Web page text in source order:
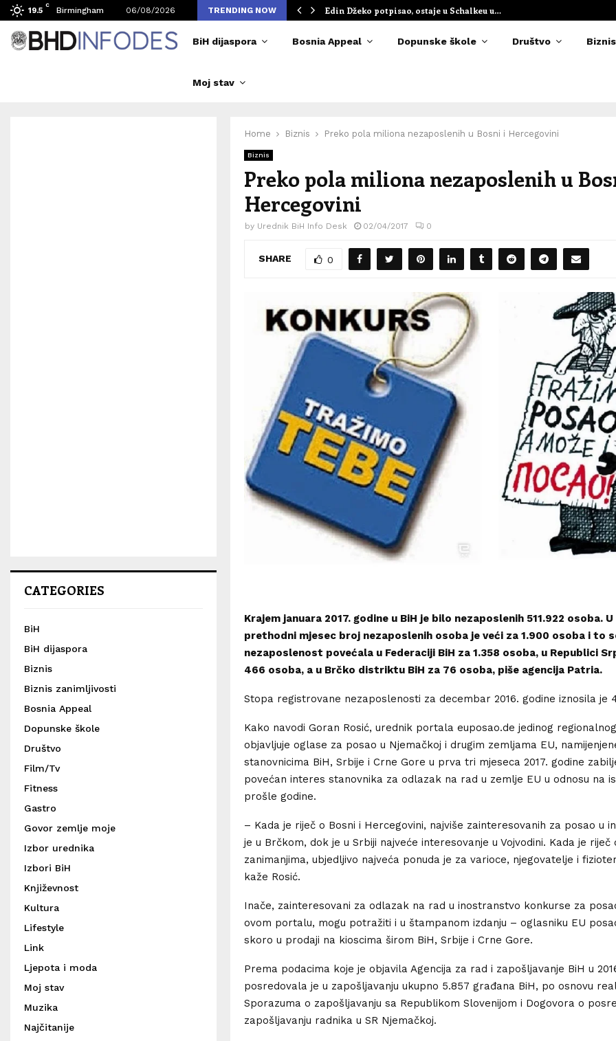
19.5
C
Birmingham 06/08/2026 TRENDING NOW
broj posjetilaca tokom Merlinovih koncerata Edin Džeko potpisao, ostaje u Schalkeu u…
BiH dijaspora Bosnia Appeal Dopunske škole Društvo Biznis
Moj stav
Home Biznis Preko pola miliona nezaposlenih u Bosni i Hercegovini
Biznis
Preko pola miliona nezaposlenih u
Hercegovini
by Urednik BiH Info Desk 02/04/2017 0
SHARE 0
Krajem januara 2017. godine u BiH je bilo nezaposlenih 511.922 osoba.
prethodni mjesec broj nezaposlenih osoba je veći za 1.900 osoba i to
nezaposlenost povećala u Federaciji BiH za 1.358 osoba, u Republici
466 osoba, a u Brčko distriktu BiH za 76 osoba, piše agencija Patria.
Stopa registrovane nezaposlenosti za decembar 2016. godine iznosila je
Kako navodi Goran Rosić, urednik portala euposao.de jedinog
objavljuje oglase za posao u Njemačkoj i drugim zemljama EU,
stanovnicima BiH, Srbije i Crne Gore u prva tri mjeseca 2017. godine
povećan interes stanovnika za odlazak na rad u zemlje EU u odnosu na
prošle godine.
– Kada je riječ o Bosni i Hercegovini, najviše zainteresovanih za posao u
je u Brčkom, dok je u Srbiji najveće interesovanje u Vojvodini. Kada je riječ
zanimanjima, ubjedljivo najveća ponuda je za varioce, njegovatelje i
kaže Rosić.
Inače, zainteresovani za odlazak na rad u inostranstvo konkurse za
ovom portalu, mogu potražiti i u štampanom izdanju – oglasniku EU
skoro u prodaji na kioscima širom BiH, Srbije i Crne Gore.
Prema podacima koje je objavila Agencija za rad i zapošljavanje BiH u
posredovala je u zapošljavanju ukupno 5.857 građana BiH, po osnovu
Sporazuma o zapošljavanju sa Republikom Slovenijom i Dogovora o
zapošljavanju radnika u SR Njemačkoj.
CATEGORIES
BiH
BiH dijaspora
Biznis
Biznis zanimljivosti
Bosnia Appeal
Dopunske škole
Društvo
Film/Tv
Fitness
Gastro
Govor zemlje moje
Izbor urednika
Izbori BiH
Književnost
Kultura
Lifestyle
Link
Ljepota i moda
Moj stav
Muzika
Najčitanije